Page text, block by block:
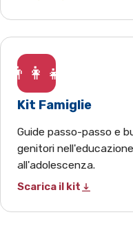
👨‍👩‍👧
Kit Famiglie
Guide passo-passo e
genitori
all'adolescenza.
Scarica il kit